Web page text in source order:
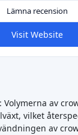
Lämna recension
Visit Website
Volymerna av
vilket
av